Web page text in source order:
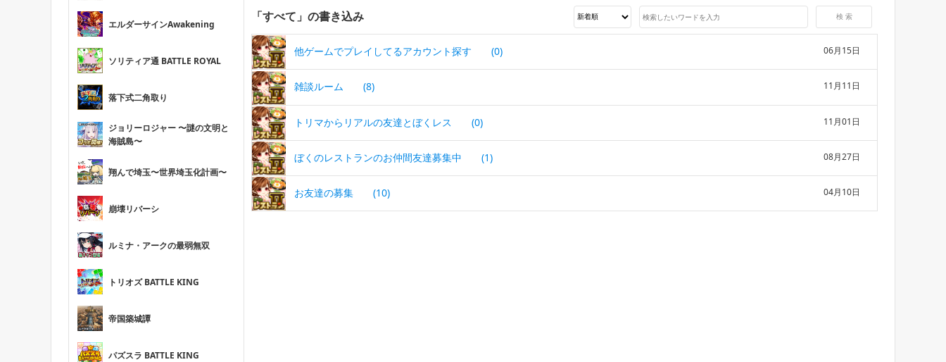
エルダーサインAwakening
ソリティア通 BATTLE ROYAL
落下式二角取り
ジョリーロジャー 〜謎の文明と
海賊島〜
翔んで埼玉〜世界埼玉化計画〜
崩壊リバーシ
ルミナ・アークの最弱無双
トリオズ BATTLE KING
帝国築城譚
パズスラ BATTLE KING
「すべて」の書き込み
他ゲームでプレイしてるアカウント探す (0) 06月15日
雑談ルーム (8) 11月11日
トリマからリアルの友達とぼくレス (0) 11月01日
ぼくのレストランのお仲間友達募集中 (1) 08月27日
お友達の募集 (10) 04月10日